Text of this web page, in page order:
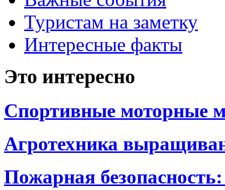
Туристам на заметку
Интересные факты
Это интересно
Спортивные моторные
Агротехника
Пожарная